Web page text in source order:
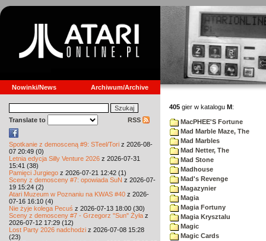
Nowinki/News Archiwum/Archive
Translate to RSS
Spotkanie z demosceną #9: STeel/Tori z 2026-08-
07 20:49 (0)
Letnia edycja Silly Venture 2026 z 2026-07-31
15:41 (38)
Pamięci Jurgiego z 2026-07-21 12:42 (1)
Sceny z demosceny #7: opowiada SuN z 2026-07-
19 15:24 (2)
Atari Muzeum w Poznaniu na KWAS #40 z 2026-
07-16 16:10 (4)
Nie żyje kolega Pecuś z 2026-07-13 18:00 (30)
Sceny z demosceny #7 - Grzegorz "Sun" Żyła z
2026-07-12 17:29 (12)
Lost Party 2026 nadchodzi z 2026-07-08 15:28
(23)
405 gier w katalogu M:
MacPHEE'S Fortune
Mad Marble Maze, The
Mad Marbles
Mad Netter, The
Mad Stone
Madhouse
Mad's Revenge
Magazynier
Magia
Magia Fortuny
Magia Krysztalu
Magic
Magic Cards